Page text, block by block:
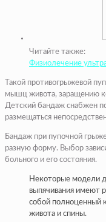
Читайте также:
Физиолечение
Такой противогрыжевой
мышц живота, заращению
Детский бандаж снабжен
размещаться
Бандаж при пупочной
разную форму. Выбор
больного и его состояния.
Некоторые модели
выпячивания имеют
собой полноценный
живота и спины.